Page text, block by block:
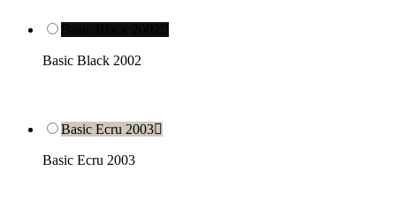
Basic Black 2002
Basic Ecru 2003
Basic Ecru 2003